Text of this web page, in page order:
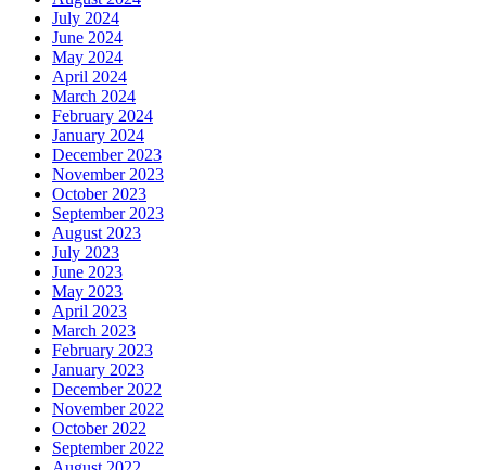
July 2024
June 2024
May 2024
April 2024
March 2024
February 2024
January 2024
December 2023
November 2023
October 2023
September 2023
August 2023
July 2023
June 2023
May 2023
April 2023
March 2023
February 2023
January 2023
December 2022
November 2022
October 2022
September 2022